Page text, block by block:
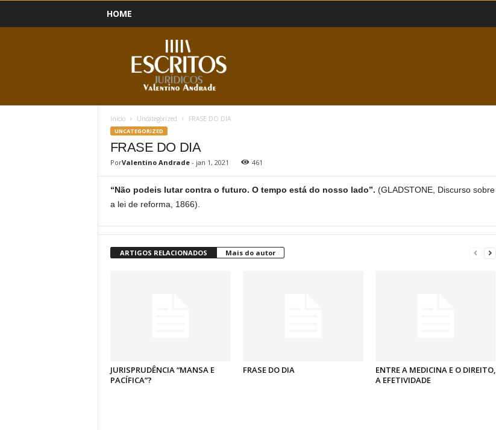
HOME
Início Uncategorized FRASE DO DIA
UNCATEGORIZED
FRASE DO DIA
PorValentino Andrade- jan 1, 2021 461
“Não podeis lutar contra o futuro. O tempo está do nosso lado”. (GLADSTONE, Discurso sobre
a lei de reforma, 1866).
ARTIGOS RELACIONADOS Mais do autor
JURISPRUDÊNCIA “MANSA E
PACÍFICA”?
FRASE DO DIA
ENTRE A MEDICINA E O DIREITO,
A EFETIVIDADE